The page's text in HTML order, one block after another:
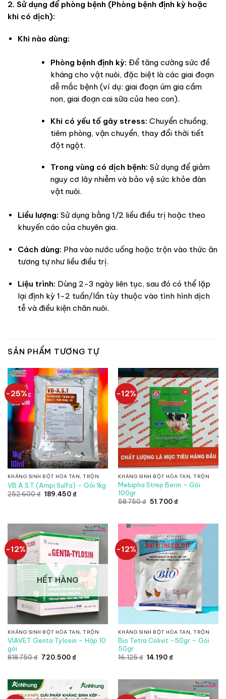
2. Sử dụng để phòng bệnh (Phòng bệnh định kỳ hoặc
khi có dịch):
Khi nào dùng:
Phòng bệnh định kỳ: Để tăng cường sức đề
kháng cho vật nuôi, đặc biệt là các giai đoạn
dễ mắc bệnh (ví dụ: giai đoạn úm gia cầm
non, giai đoạn cai sữa của heo con).
Khi có yếu tố gây stress: Chuyển chuồng,
tiêm phòng, vận chuyển, thay đổi thời tiết
đột ngột.
Trong vùng có dịch bệnh: Sử dụng để giảm
nguy cơ lây nhiễm và bảo vệ sức khỏe đàn
vật nuôi.
Liều lượng: Sử dụng bằng 1/2 liều điều trị hoặc theo
khuyến cáo của chuyên gia.
Cách dùng: Pha vào nước uống hoặc trộn vào thức ăn
tương tự như liều điều trị.
Liệu trình: Dùng 2-3 ngày liên tục, sau đó có thể lặp
lại định kỳ 1-2 tuần/lần tùy thuộc vào tình hình dịch
tễ và điều kiện chăn nuôi.
SẢN PHẨM TƯƠNG TỰ
-25%
KHÁNG SINH BỘT HÒA TAN, TRỘN
VB A.S.T (Ampi Sulfa) – Gói 1kg
252.600₫ Giá
189.450₫Giá
-12%
KHÁNG SINH BỘT HÒA TAN, TRỘN
Mebipha Strep Berin – Gói
100gr
58.750₫ Giá
51.700₫Giá
51.700 ₫.
-12%
HẾT HÀNG
KHÁNG SINH BỘT HÒA TAN, TRỘN
VIAVET Genta Tylosin – Hộp 10
gói
818.750₫ Giá
720.500₫Giá
720.500 ₫.
-12%
KHÁNG SINH BỘT HÒA TAN, TRỘN
Bio Tetra Colivit -50gr – Gói
50gr
16.125₫ Giá
14.190₫Giá
14.190 ₫.